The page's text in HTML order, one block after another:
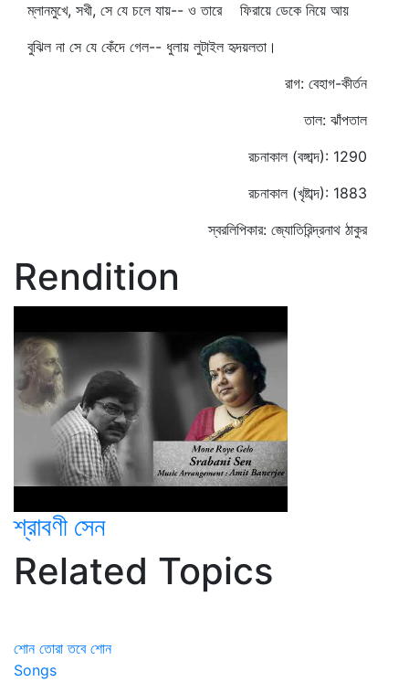
ম্লানমুখে, সখী, সে যে চলে যায়-- ও তারে ফিরায়ে ডেকে নিয়ে আয়
বুঝিল না সে যে কেঁদে গেল-- ধুলায় লুটাইল হৃদয়লতা।
রাগ: বেহাগ-কীর্তন
তাল: ঝাঁপতাল
রচনাকাল (বঙ্গাব্দ): 1290
রচনাকাল (খৃষ্টাব্দ): 1883
স্বরলিপিকার: জ্যোতিরিন্দ্রনাথ ঠাকুর
Rendition
শ্রাবণী সেন
Related Topics
শোন তোরা তবে শোন
Songs